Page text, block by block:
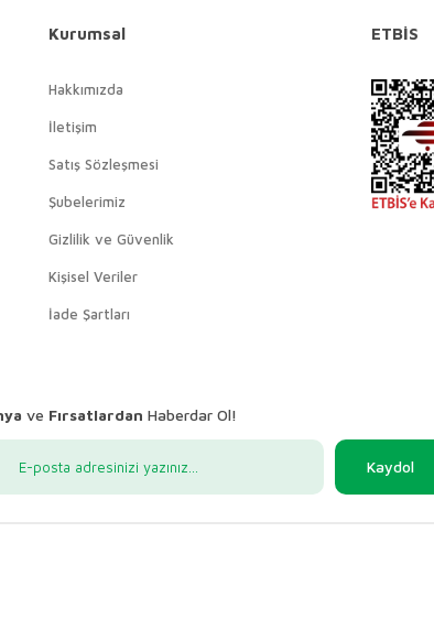
Kurumsal
Hakkımızda
İletişim
Satış Sözleşmesi
Şubelerimiz
Gizlilik ve Güvenlik
Kişisel Veriler
İade Şartları
ETBİS
ve Fırsatlardan Haberdar Ol!
Kaydol